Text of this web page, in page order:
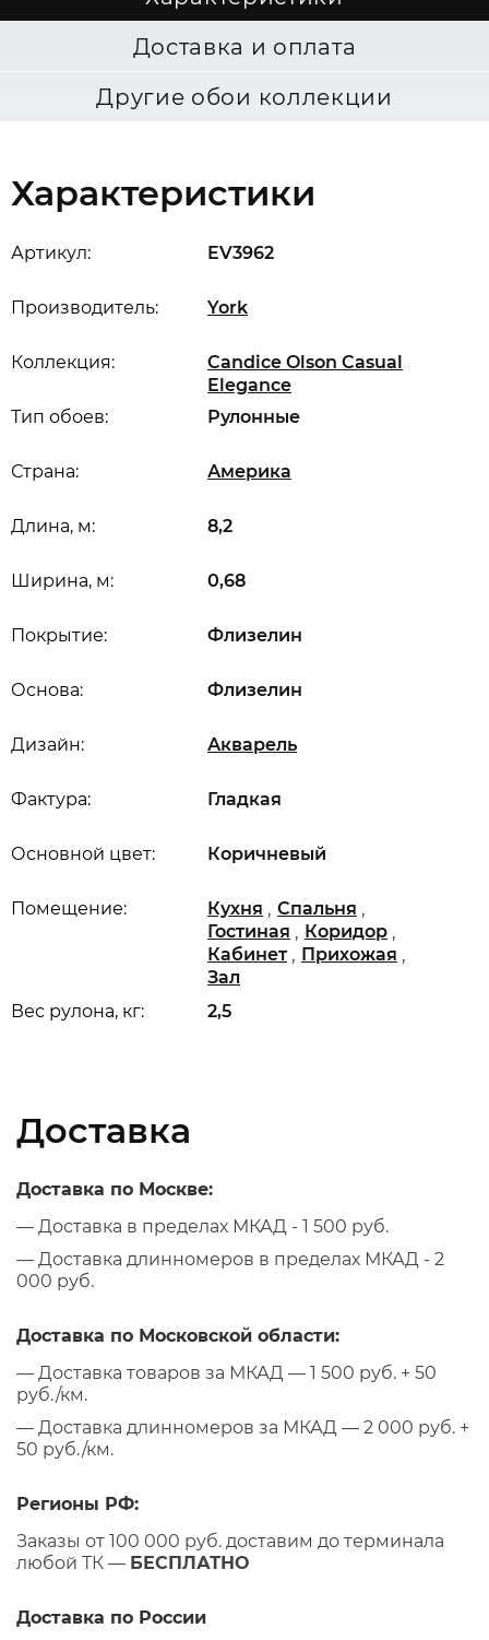
Доставка и оплата
Другие обои коллекции
Характеристики
Артикул: EV3962
Производитель: York
Коллекция:
Candice Olson Casual
Elegance
Длина, м: 8,2
Ширина, м: 0,68
Вес рулона, кг: 2,5
Основной цвет: Коричневый
Дизайн: Акварель
Основа: Флизелин
Покрытие: Флизелин
Помещение: Кухня , Спальня ,
Гостиная , Коридор ,
Кабинет , Прихожая ,
Зал
Страна: Америка
Тип обоев: Рулонные
Фактура: Гладкая
Доставка
Доставка по Москве:
— Доставка в пределах МКАД - 1 500 руб.
— Доставка длинномеров в пределах МКАД - 2
000 руб.
Доставка по Московской области:
— Доставка товаров за МКАД — 1 500 руб. + 50
руб./км.
— Доставка длинномеров за МКАД — 2 000 руб. +
50 руб./км.
Регионы РФ:
Заказы от 100 000 руб. доставим до терминала
любой ТК — БЕСПЛАТНО
Доставка по России